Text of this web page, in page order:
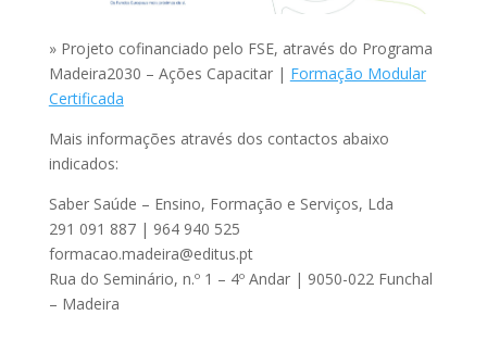
» Projeto cofinanciado pelo FSE, através do Programa
Madeira2030 – Ações Capacitar | Formação Modular
Certificada
Mais informações através dos contactos abaixo
indicados:
Saber Saúde – Ensino, Formação e Serviços, Lda
291 091 887 | 964 940 525
formacao.madeira@editus.pt
Rua do Seminário, n.º 1 – 4º Andar | 9050-022 Funchal
– Madeira